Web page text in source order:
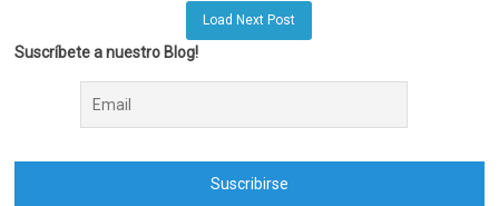
Load Next Post
Suscríbete a nuestro Blog!